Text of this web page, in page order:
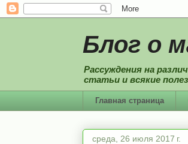
Блог о
Рассуждения на
статьи и всякие
Главная страница
среда, 26 июля 2017 г.